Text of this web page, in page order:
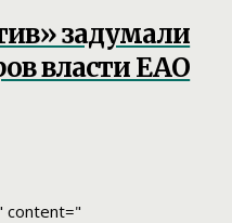
задумали
власти ЕАО
content="